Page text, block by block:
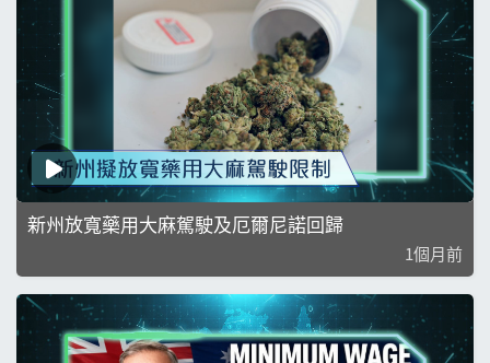
新州放寬藥用大麻駕駛及厄爾尼諾回歸
1個月前